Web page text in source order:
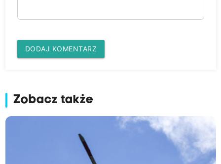
DODAJ KOMENTARZ
Zobacz także